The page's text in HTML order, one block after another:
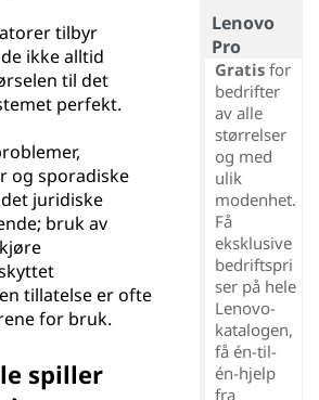
tilbyr
ikke alltid
til det
perfekt.
og sporadiske
juridiske
bruk av
tillatelse er ofte
for bruk.
spiller
Lenovo
Pro
Gratisfor
bedrifter
av alle
størrelser
og med
ulik
modenhet.
Få
eksklusive
bedriftspri
ser på hele
Lenovo-
katalogen,
få én-til-
én-hjelp
fra